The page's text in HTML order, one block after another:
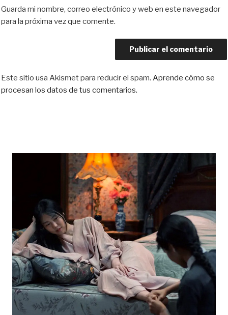
Guarda mi nombre, correo electrónico y web en este navegador
para la próxima vez que comente.
Este sitio usa Akismet para reducir el spam. Aprende cómo se
procesan los datos de tus comentarios.